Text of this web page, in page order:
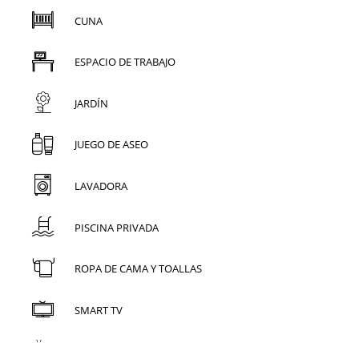
CUNA
ESPACIO DE TRABAJO
JARDÍN
JUEGO DE ASEO
LAVADORA
PISCINA PRIVADA
ROPA DE CAMA Y TOALLAS
SMART TV